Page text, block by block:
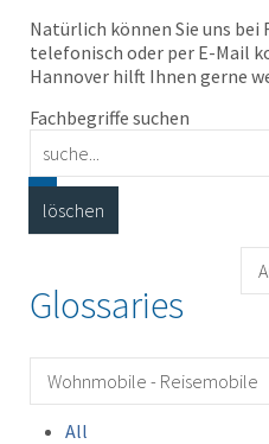
Natürlich können Sie uns bei
telefonisch oder per E-Mail
Hannover hilft Ihnen gerne
Fachbegriffe suchen
Glossaries
All